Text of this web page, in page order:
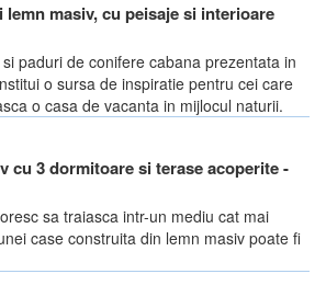
lemn masiv, cu peisaje si interioare
paduri de conifere cabana prezentata in
o sursa de inspiratie pentru cei care
o casa de vacanta in mijlocul naturii.
cu 3 dormitoare si terase acoperite -
sa traiasca intr-un mediu cat mai
case construita din lemn masiv poate fi